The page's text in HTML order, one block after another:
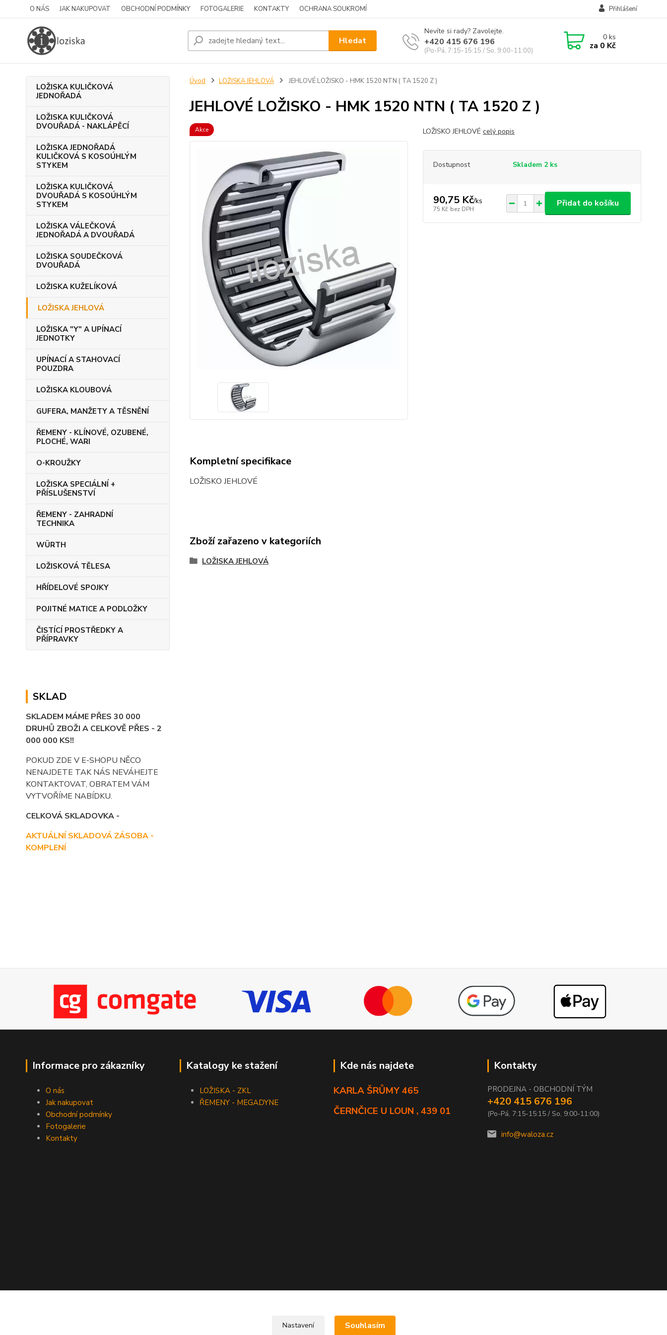
O NÁS JAK NAKUPOVAT OBCHODNÍ PODMÍNKY FOTOGALERIE KONTAKTY OCHRANA SOUKROMÍ Přihlášení
Hledat
Nevíte si rady? Zavolejte.
+420 415 676 196
(Po-Pá, 7:15-15:15 / So, 9:00-11:00)
0ks
za 0 Kč
LOŽISKA KULIČKOVÁ
JEDNOŘADÁ
LOŽISKA KULIČKOVÁ
DVOUŘADÁ - NAKLÁPĚCÍ
LOŽISKA JEDNOŘADÁ
KULIČKOVÁ S KOSOÚHLÝM
STYKEM
LOŽISKA KULIČKOVÁ
DVOUŘADÁ S KOSOÚHLÝM
STYKEM
LOŽISKA VÁLEČKOVÁ
JEDNOŘADÁ A DVOUŘADÁ
LOŽISKA SOUDEČKOVÁ
DVOUŘADÁ
LOŽISKA KUŽELÍKOVÁ
LOŽISKA JEHLOVÁ
LOŽISKA "Y" A UPÍNACÍ
JEDNOTKY
UPÍNACÍ A STAHOVACÍ
POUZDRA
LOŽISKA KLOUBOVÁ
GUFERA, MANŽETY A TĚSNĚNÍ
ŘEMENY - KLÍNOVÉ, OZUBENÉ,
PLOCHÉ, WARI
O-KROUŽKY
LOŽISKA SPECIÁLNÍ +
PŘÍSLUŠENSTVÍ
ŘEMENY - ZAHRADNÍ
TECHNIKA
WÜRTH
LOŽISKOVÁ TĚLESA
HŘÍDELOVÉ SPOJKY
POJITNÉ MATICE A PODLOŽKY
ČISTÍCÍ PROSTŘEDKY A
PŘÍPRAVKY
SKLAD
SKLADEM MÁME PŘES 30 000
DRUHŮ ZBOŽI A CELKOVĚ PŘES - 2
000 000 KS!!
POKUD ZDE V E-SHOPU NĚCO
NENAJDETE TAK NÁS NEVÁHEJTE
KONTAKTOVAT, OBRATEM VÁM
VYTVOŘÍME NABÍDKU.
CELKOVÁ SKLADOVKA -
AKTUÁLNÍ SKLADOVÁ ZÁSOBA -
KOMPLENÍ
Úvod LOŽISKA JEHLOVÁ JEHLOVÉ LOŽISKO - HMK 1520 NTN ( TA 1520 Z )
JEHLOVÉ LOŽISKO - HMK 1520 NTN ( TA 1520 Z )
Akce LOŽISKO JEHLOVÉ celý popis
Dostupnost Skladem 2 ks
90,75 Kč/ks
75 Kč bez DPH
Přidat do košíku
Kompletní specifikace
LOŽISKO JEHLOVÉ
Zboží zařazeno v kategoriích
LOŽISKA JEHLOVÁ
Informace pro zákazníky
O nás
Jak nakupovat
Obchodní podmínky
Fotogalerie
Kontakty
Katalogy ke stažení
LOŽISKA - ZKL
ŘEMENY - MEGADYNE
Kde nás najdete
KARLA ŠRŮMY 465
ČERNČICE U LOUN , 439 01
Kontakty
PRODEJNA - OBCHODNÍ TÝM
+420 415 676 196
(Po-Pá, 7:15-15:15 / So, 9:00-11:00)
info@waloza.cz
Nastavení Souhlasím